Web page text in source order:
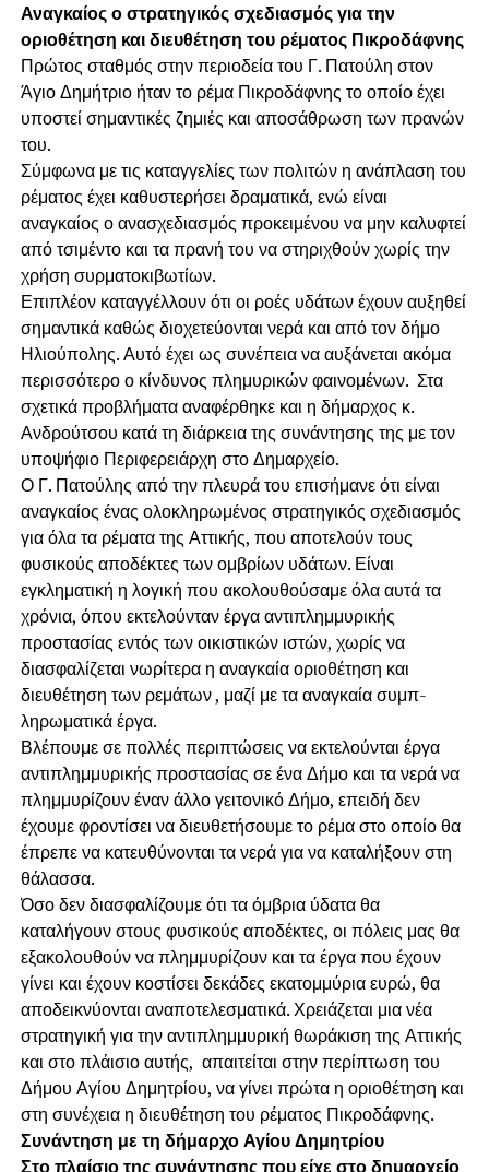
Αναγκαίος ο στρατηγικός σχεδιασμός για την
οριοθέτηση και διευθέτηση του ρέματος Πικροδάφνης
Πρώτος σταθμός στην περιοδεία του Γ. Πατούλη στον
Άγιο Δημήτριο ήταν το ρέμα Πικροδάφνης το οποίο έχει
υποστεί σημαντικές ζημιές και αποσάθρωση των πρανών
του.
Σύμφωνα με τις καταγγελίες των πολιτών η ανάπλαση του
ρέματος έχει καθυστερήσει δραματικά, ενώ είναι
αναγκαίος ο ανασχεδιασμός προκειμένου να μην καλυφτεί
από τσιμέντο και τα πρανή του να στηριχθούν χωρίς την
χρήση συρματοκιβωτίων.
Επιπλέον καταγγέλλουν ότι οι ροές υδάτων έχουν αυξηθεί
σημαντικά καθώς διοχετεύονται νερά και από τον δήμο
Ηλιούπολης. Αυτό έχει ως συνέπεια να αυξάνεται ακόμα
περισσότερο ο κίνδυνος πλημυρικών φαινομένων. Στα
σχετικά προβλήματα αναφέρθηκε και η δήμαρχος κ.
Ανδρούτσου κατά τη διάρκεια της συνάντησης της με τον
υποψήφιο Περιφερειάρχη στο Δημαρχείο.
Ο Γ. Πατούλης από την πλευρά του επισήμανε ότι είναι
αναγκαίος ένας ολοκληρωμένος στρατηγικός σχεδιασμός
για όλα τα ρέματα της Αττικής, που αποτελούν τους
φυσικούς αποδέκτες των ομβρίων υδάτων. Είναι
εγκληματική η λογική που ακολουθούσαμε όλα αυτά τα
χρόνια, όπου εκτελούνταν έργα αντιπλημμυρικής
προστασίας εντός των οικιστικών ιστών, χωρίς να
διασφαλίζεται νωρίτερα η αναγκαία οριοθέτηση και
διευθέτηση των ρεμάτων , μαζί με τα αναγκαία συμπ-
ληρωματικά έργα.
Βλέπουμε σε πολλές περιπτώσεις να εκτελούνται έργα
αντιπλημμυρικής προστασίας σε ένα Δήμο και τα νερά να
πλημμυρίζουν έναν άλλο γειτονικό Δήμο, επειδή δεν
έχουμε φροντίσει να διευθετήσουμε το ρέμα στο οποίο θα
έπρεπε να κατευθύνονται τα νερά για να καταλήξουν στη
θάλασσα.
Όσο δεν διασφαλίζουμε ότι τα όμβρια ύδατα θα
καταλήγουν στους φυσικούς αποδέκτες, οι πόλεις μας θα
εξακολουθούν να πλημμυρίζουν και τα έργα που έχουν
γίνει και έχουν κοστίσει δεκάδες εκατομμύρια ευρώ, θα
αποδεικνύονται αναποτελεσματικά. Χρειάζεται μια νέα
στρατηγική για την αντιπλημμυρική θωράκιση της Αττικής
και στο πλάισιο αυτής, απαιτείται στην περίπτωση του
Δήμου Αγίου Δημητρίου, να γίνει πρώτα η οριοθέτηση και
στη συνέχεια η διευθέτηση του ρέματος Πικροδάφνης.
Συνάντηση με τη δήμαρχο Αγίου Δημητρίου
Στο πλαίσιο της συνάντησης που είχε στο δημαρχείο